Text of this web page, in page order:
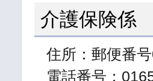
介護保険係
住所：郵便番
電話番号：